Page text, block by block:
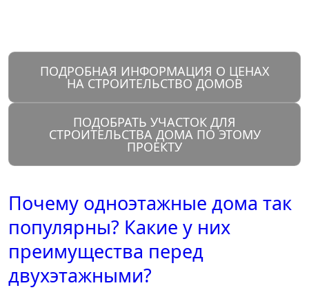
ПОДРОБНАЯ ИНФОРМАЦИЯ О ЦЕНАХ
НА СТРОИТЕЛЬСТВО ДОМОВ
ПОДОБРАТЬ УЧАСТОК ДЛЯ
СТРОИТЕЛЬСТВА ДОМА ПО ЭТОМУ
ПРОЕКТУ
Почему одноэтажные дома так
популярны? Какие у них
преимущества перед
двухэтажными?